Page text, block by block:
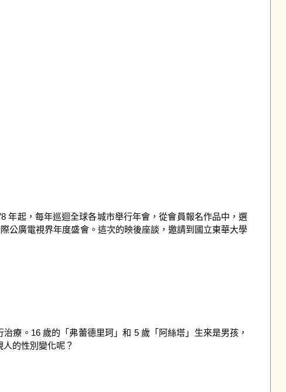
年起，每年巡迴全球各城市舉行年會，從會員報名作品中，選
公廣電視界年度盛會。這次的映後座談，邀請到國立東華大學
療。16 歲的「弗蕾德里珂」和 5 歲「阿絲塔」生來是男孩，
的性別變化呢？